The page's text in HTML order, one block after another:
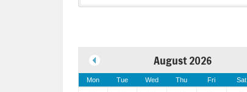
August 2026
Mon Tue Wed Thu Fri Sat